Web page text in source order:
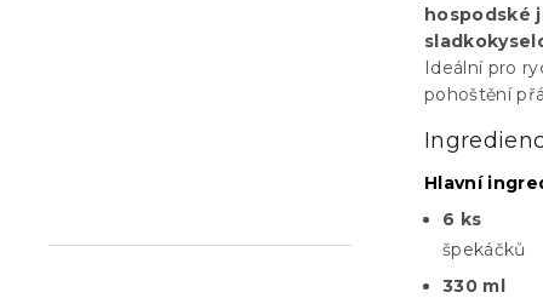
hospodské
Ideální pro
pohoštění
Hlavní
6 ks
špekáčků
330 ml